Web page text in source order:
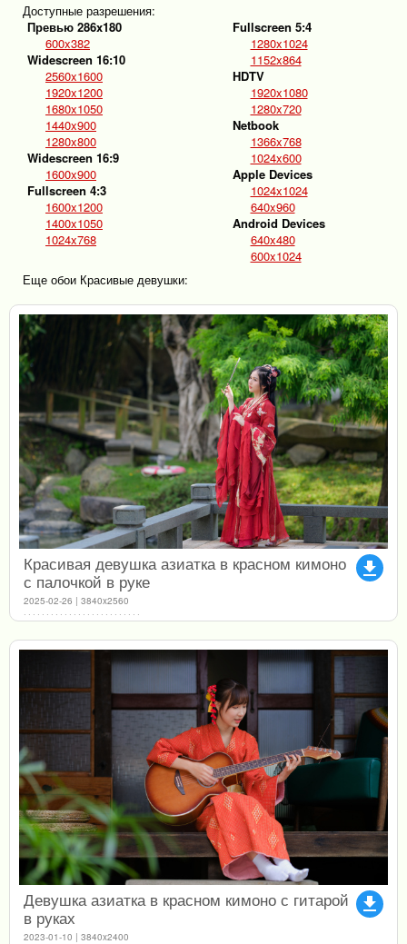
Доступные разрешения:
Превью 286x180
600x382
Widescreen 16:10
2560x1600
1920x1200
1680x1050
1440x900
1280x800
Widescreen 16:9
1600x900
Fullscreen 4:3
1600x1200
1400x1050
1024x768
Fullscreen 5:4
1280x1024
1152x864
HDTV
1920x1080
1280x720
Netbook
1366x768
1024x600
Apple Devices
1024x1024
640x960
Android Devices
640x480
600x1024
Еще обои Красивые девушки:
file_download
Красивая девушка азиатка в красном кимоно
с палочкой в руке
2025-02-26 | 3840x2560
file_download
Девушка азиатка в красном кимоно с гитарой
в руках
2023-01-10 | 3840x2400